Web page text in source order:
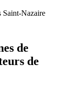
Saint-Nazaire
de
de